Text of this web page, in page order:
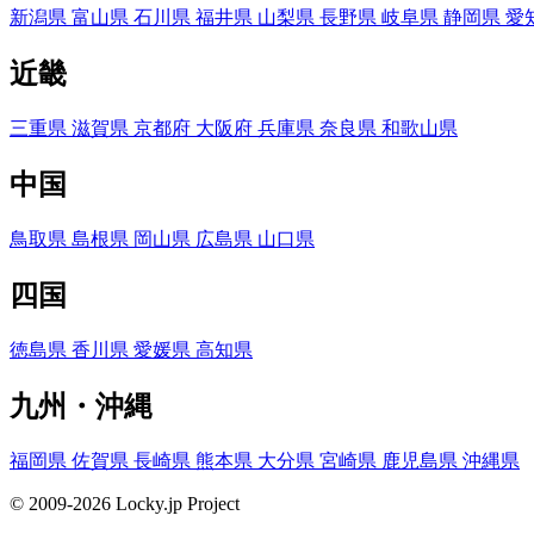
新潟県 富山県 石川県 福井県 山梨県 長野県 岐阜県 静岡県 愛
近畿
三重県 滋賀県 京都府 大阪府 兵庫県 奈良県 和歌山県
中国
鳥取県 島根県 岡山県 広島県 山口県
四国
徳島県 香川県 愛媛県 高知県
九州・沖縄
福岡県 佐賀県 長崎県 熊本県 大分県 宮崎県 鹿児島県 沖縄県
© 2009-2026 Locky.jp Project